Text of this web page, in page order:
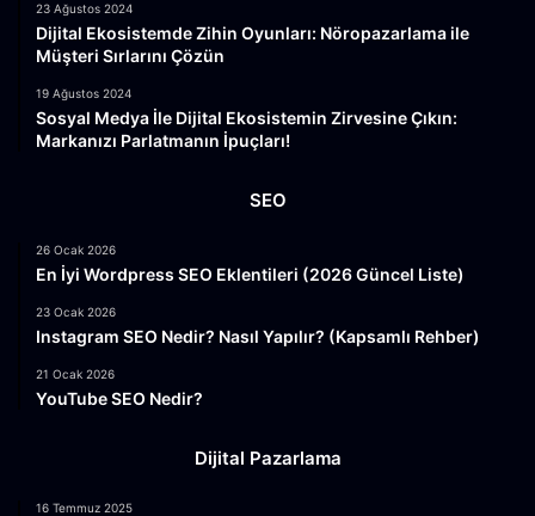
23 Ağustos 2024
Dijital Ekosistemde Zihin Oyunları: Nöropazarlama ile
Müşteri Sırlarını Çözün
19 Ağustos 2024
Sosyal Medya İle Dijital Ekosistemin Zirvesine Çıkın:
Markanızı Parlatmanın İpuçları!
SEO
26 Ocak 2026
En İyi Wordpress SEO Eklentileri (2026 Güncel Liste)
23 Ocak 2026
Instagram SEO Nedir? Nasıl Yapılır? (Kapsamlı Rehber)
21 Ocak 2026
YouTube SEO Nedir?
Dijital Pazarlama
16 Temmuz 2025